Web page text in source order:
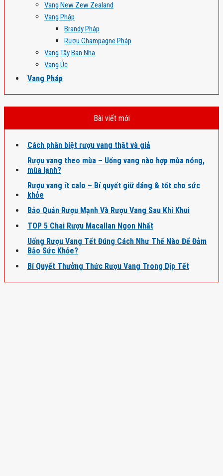
Vang New Zew Zealand
Vang Pháp
Brandy Pháp
Rượu Champagne Pháp
Vang Tây Ban Nha
Vang Úc
Vang Pháp
Bài viết mới
Cách phân biệt rượu vang thật và giả
Rượu vang theo mùa – Uống vang nào hợp mùa nóng,
mùa lạnh?
Rượu vang ít calo – Bí quyết giữ dáng & tốt cho sức
khỏe
Bảo Quản Rượu Mạnh Và Rượu Vang Sau Khi Khui
TOP 5 Chai Rượu Macallan Ngon Nhất
Uống Rượu Vang Tết Đúng Cách Như Thế Nào Để Đảm
Bảo Sức Khỏe?
Bí Quyết Thưởng Thức Rượu Vang Trong Dịp Tết